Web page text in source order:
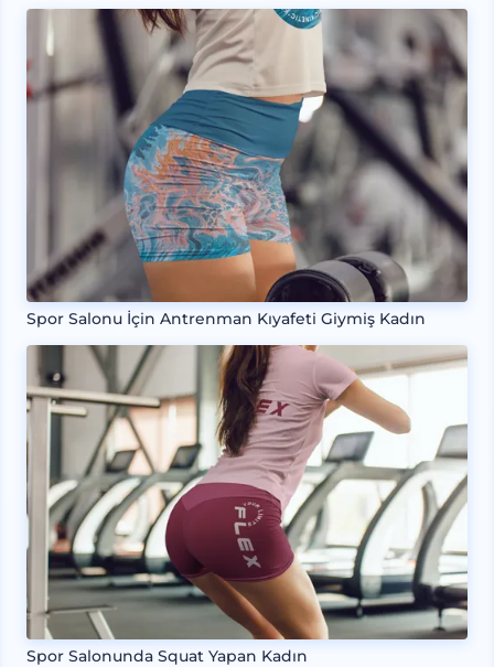
Spor Salonu İçin Antrenman Kıyafeti Giymiş Kadın
Spor Salonunda Squat Yapan Kadın